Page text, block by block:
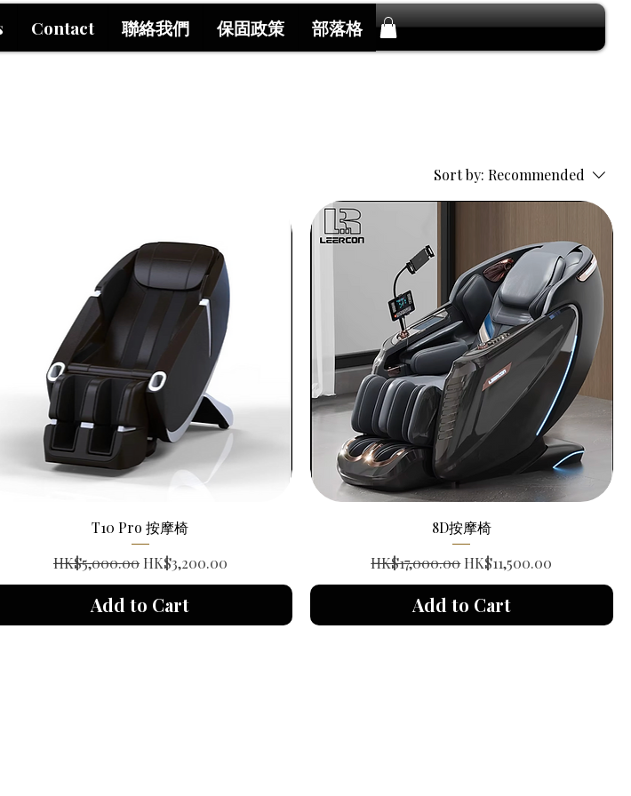
Contact 聯絡我們 保固政策 部落格
Sort by: Recommended
T10 Pro 按摩椅
Regular Price
HK$5,000.00 Sale Price
HK$3,200.00
Add to Cart
8D按摩椅
Regular Price
HK$17,000.00 Sale Price
HK$11,500.00
Add to Cart